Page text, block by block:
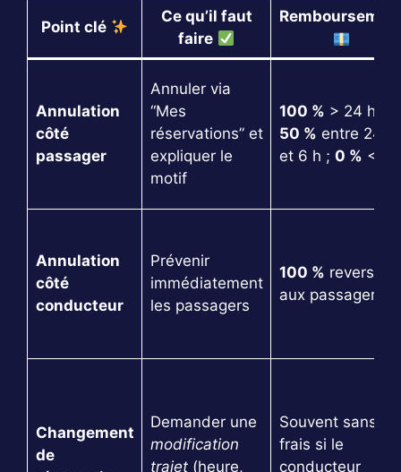
Point clé
Ce qu’il faut
faire
Annulation
côté
passager
Annuler via
“Mes
réservations” et
expliquer le
motif
100 % > 24 h ;
50 % entre 24 h
et 6 h ; 0 % < 6
Annulation
côté
conducteur
Prévenir
immédiatement
les passagers
100 % reversé
aux passagers
Changement
de
Demander une
modification
trajet(heure,
Souvent sans
frais si le
conducteur